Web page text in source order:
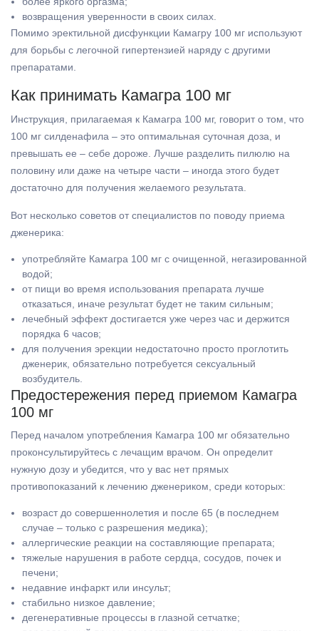
возвращения уверенности в своих силах.
Помимо эректильной дисфункции Камагру 100 мг используют
для борьбы с легочной гипертензией наряду с другими
препаратами.
Как принимать Камагра 100 мг
Инструкция, прилагаемая к Камагра 100 мг, говорит о том, что
100 мг силденафила – это оптимальная суточная доза, и
превышать ее – себе дороже. Лучше разделить пилюлю на
половину или даже на четыре части – иногда этого будет
достаточно для получения желаемого результата.
Вот несколько советов от специалистов по поводу приема
дженерика:
употребляйте Камагра 100 мг с очищенной, негазированной
водой;
от пищи во время использования препарата лучше
отказаться, иначе результат будет не таким сильным;
лечебный эффект достигается уже через час и держится
порядка 6 часов;
для получения эрекции недостаточно просто проглотить
дженерик, обязательно потребуется сексуальный
возбудитель.
Предостережения перед приемом Камагра
100 мг
Перед началом употребления Камагра 100 мг обязательно
проконсультируйтесь с лечащим врачом. Он определит
нужную дозу и убедится, что у вас нет прямых
противопоказаний к лечению дженериком, среди которых:
возраст до совершеннолетия и после 65 (в последнем
случае – только с разрешения медика);
аллергические реакции на составляющие препарата;
тяжелые нарушения в работе сердца, сосудов, почек и
печени;
недавние инфаркт или инсульт;
стабильно низкое давление;
дегенеративные процессы в глазной сетчатке;